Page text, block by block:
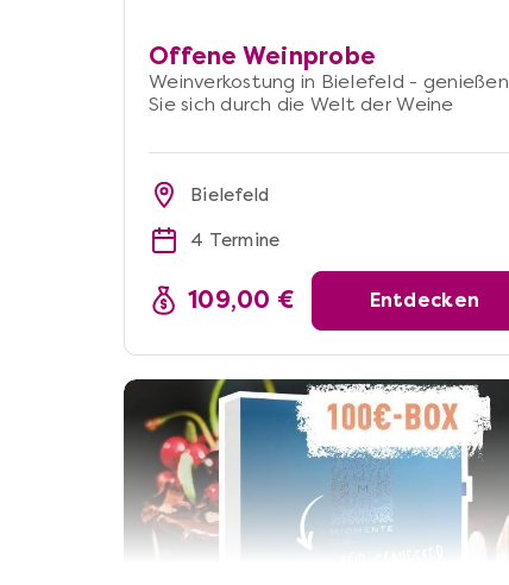
Offene Weinprobe
Weinverkostung in Bielefeld - genießen
Sie sich durch die Welt der Weine
Bielefeld
4 Termine
109,00 € Entdecken